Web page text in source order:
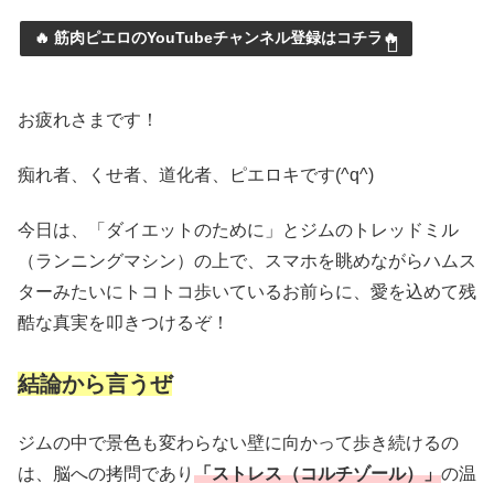
🔥 筋肉ピエロのYouTubeチャンネル登録はコチラ🔥
お疲れさまです！
痴れ者、くせ者、道化者、ピエロキです(^q^)
今日は、「ダイエットのために」とジムのトレッドミル
（ランニングマシン）の上で、スマホを眺めながらハムス
ターみたいにトコトコ歩いているお前らに、愛を込めて残
酷な真実を叩きつけるぞ！
結論から言うぜ
ジムの中で景色も変わらない壁に向かって歩き続けるの
は、脳への拷問であり 「ストレス（コルチゾール）」の温